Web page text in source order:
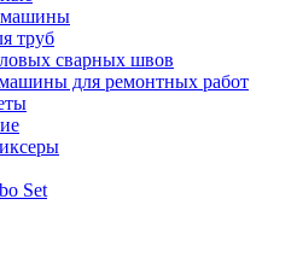
машины
труб
сварных швов
для ремонтных работ
Set